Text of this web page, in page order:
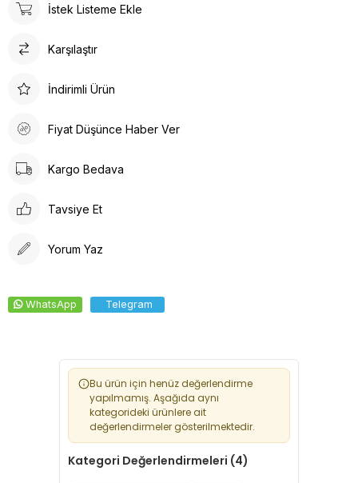
İstek Listeme Ekle
Karşılaştır
İndirimli Ürün
Fiyat Düşünce Haber Ver
Kargo Bedava
Tavsiye Et
Yorum Yaz
WhatsApp Telegram
Bu ürün için henüz değerlendirme
yapılmamış. Aşağıda aynı
kategorideki ürünlere ait
değerlendirmeler gösterilmektedir.
Kategori Değerlendirmeleri (4)